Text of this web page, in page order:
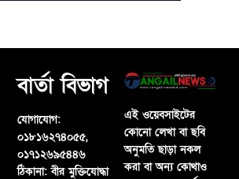
বার্তা বিভাগ
যোগাযোগ:
০১৮১৬২৭৪০৫৫,
০১৭১২৬৯৫৪৪৬
ঠিকানা:বীর মুক্তিযোদ্ধা
এই ওয়েবসাইটের
কোনো লেখা বা ছবি
অনুমতি ছাড়া নকল
করা বা অন্য কোথাও